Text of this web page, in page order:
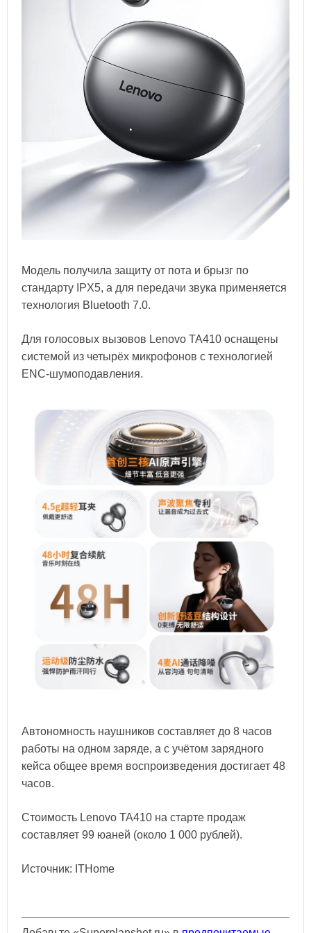
Модель получила защиту от пота и брызг по
стандарту IPX5, а для передачи звука применяется
технология Bluetooth 7.0.
Для голосовых вызовов Lenovo TA410 оснащены
системой из четырёх микрофонов с технологией
ENC-шумоподавления.
Автономность наушников составляет до 8 часов
работы на одном заряде, а с учётом зарядного
кейса общее время воспроизведения достигает 48
часов.
Стоимость Lenovo TA410 на старте продаж
составляет 99 юаней (около 1 000 рублей).
Источник: ITHome